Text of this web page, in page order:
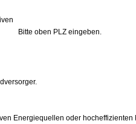
Bitte oben PLZ eingeben.
Energiequellen oder hocheffizienten